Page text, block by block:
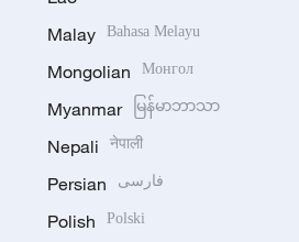
Malay Bahasa Melayu
Mongolian Монгол
Myanmar မြန်မာဘာသာ
Nepali नेपाली
Persian فارسی
Polish Polski